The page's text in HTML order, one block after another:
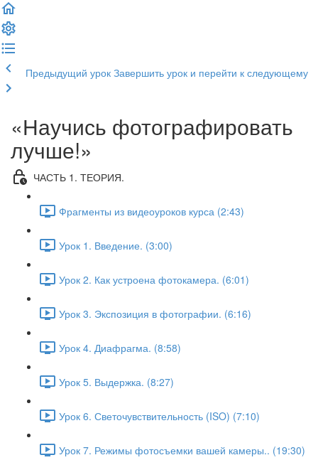
Предыдущий урок Завершить урок и перейти к следующему
«Научись фотографировать
лучше!»
ЧАСТЬ 1. ТЕОРИЯ.
Фрагменты из видеоуроков курса (2:43)
Урок 1. Введение. (3:00)
Урок 2. Как устроена фотокамера. (6:01)
Урок 3. Экспозиция в фотографии. (6:16)
Урок 4. Диафрагма. (8:58)
Урок 5. Выдержка. (8:27)
Урок 6. Светочувствительность (ISO) (7:10)
Урок 7. Режимы фотосъемки вашей камеры.. (19:30)